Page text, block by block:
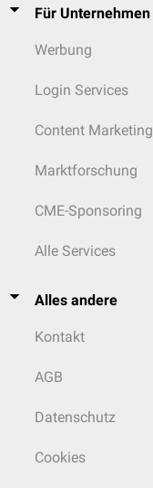
Für Unternehmen
Werbung
Login Services
Content Marketing
Marktforschung
CME-Sponsoring
Alle Services
Alles andere
Kontakt
AGB
Datenschutz
Cookies